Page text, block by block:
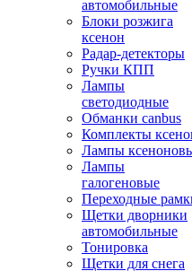
автомобильные
Блоки розжига
ксенон
Радар-детекторы
Ручки КПП
Лампы
светодиодные
Обманки canbus
Комплекты
Лампы
Лампы
галогеновые
Переходные
Щетки дворники
автомобильные
Тонировка
Щетки для снега